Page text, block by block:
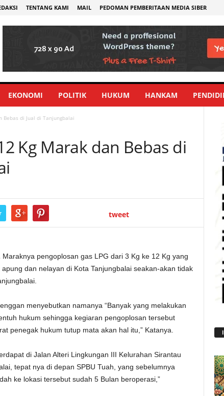
TENTANG KAMI MAIL PEDOMAN PEMBERITAAN MEDIA SIBER
EKONOMI POLITIK HUKUM HANKAM
Bebas di Jual di Tanjungbalai
Kg Marak dan Bebas di
tweet
Maraknya pengoplosan gas LPG dari 3 Kg ke 12 Kg yang
dan nelayan di Kota Tanjungbalai seakan-akan tidak
menyebutkan namanya “Banyak yang melakukan
hukum sehingga kegiaran pengoplosan tersebut
penegak hukum tutup mata akan hal itu,” Katanya.
di Jalan Alteri Lingkungan III Kelurahan Sirantau
tepat nya di depan SPBU Tuah, yang sebelumnya
ke lokasi tersebut sudah 5 Bulan beroperasi,”